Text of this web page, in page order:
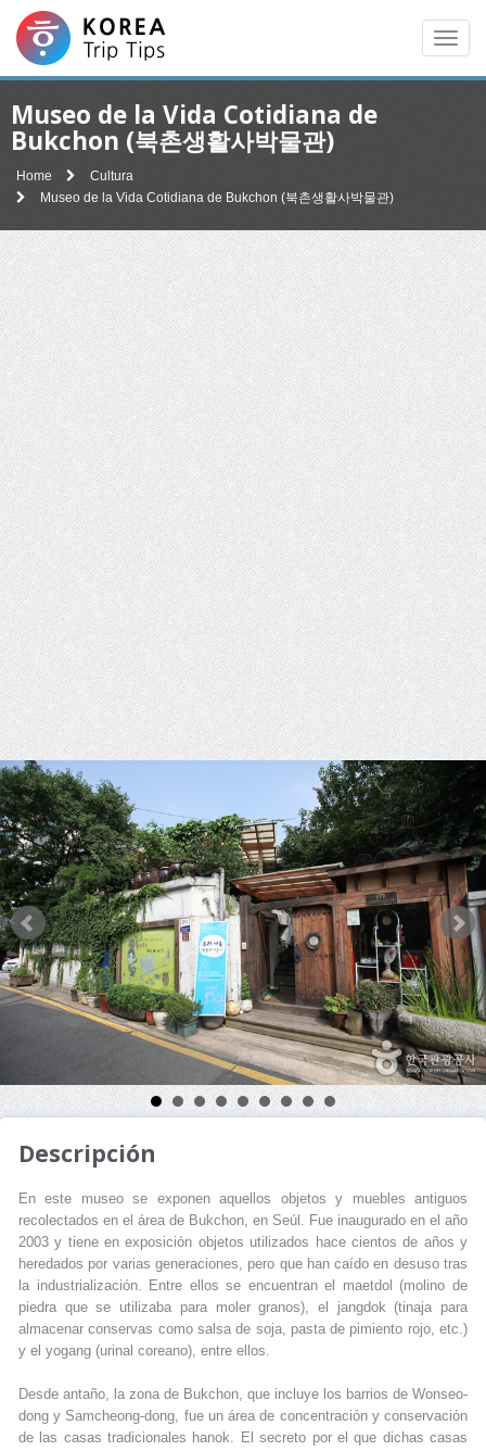
Museo de la Vida Cotidiana de
Bukchon (북촌생활사박물관)
Home
Cultura
Museo de la Vida Cotidiana de Bukchon (북촌생활사박물관)
Descripción
En este museo se exponen aquellos objetos y muebles antiguos
recolectados en el área de Bukchon, en Seúl. Fue inaugurado en el año
2003 y tiene en exposición objetos utilizados hace cientos de años y
heredados por varias generaciones, pero que han caído en desuso tras
la industrialización. Entre ellos se encuentran el maetdol (molino de
piedra que se utilizaba para moler granos), el jangdok (tinaja para
almacenar conservas como salsa de soja, pasta de pimiento rojo, etc.)
y el yogang (urinal coreano), entre ellos.
Desde antaño, la zona de Bukchon, que incluye los barrios de Wonseo-
dong y Samcheong-dong, fue un área de concentración y conservación
de las casas tradicionales hanok. El secreto por el que dichas casas